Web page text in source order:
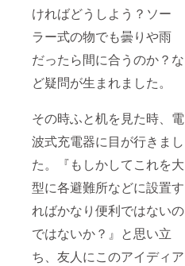
ければどうしよう？ソー
ラー式の物でも曇りや雨
だったら間に合うのか？な
ど疑問が生まれました。
その時ふと机を見た時、電
波式充電器に目が行きまし
た。『もしかしてこれを大
型に各避難所などに設置す
ればかなり便利ではないの
ではないか？』と思い立
ち、友人にこのアイディア